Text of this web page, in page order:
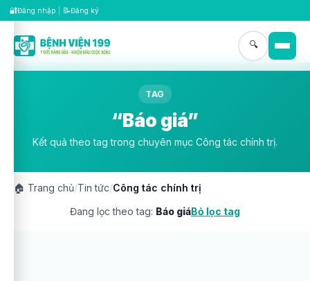
🔐Đăng nhập 📝Đăng ký
🔍
TAG
“Báo giá”
Kết quả theo tag trong chuyên mục Công tác chính trị.
🏠 Trang chủ/Tin tức/Công tác chính trị
Đang lọc theo tag: Báo giáBỏ lọc tag